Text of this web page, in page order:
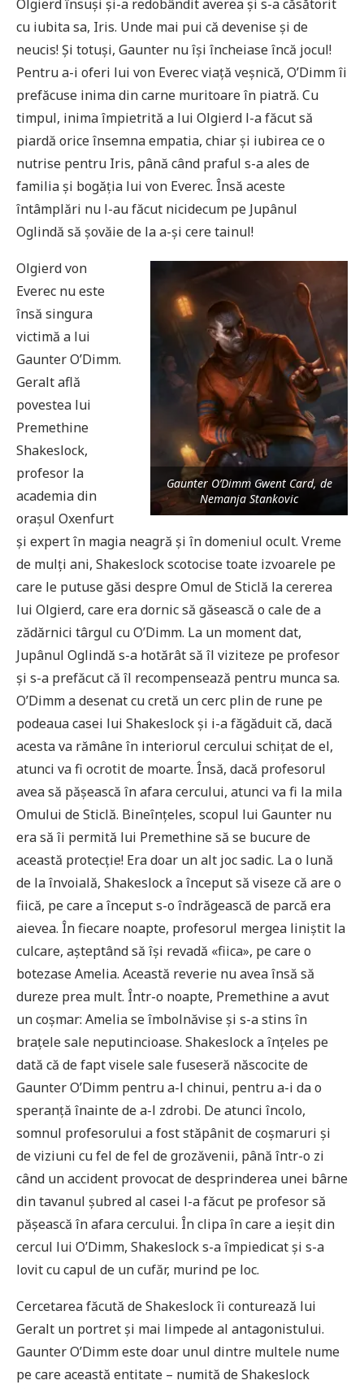
Olgierd însuși și-a redobândit averea și s-a căsătorit
cu iubita sa, Iris. Unde mai pui că devenise și de
neucis! Și totuși, Gaunter nu își încheiase încă jocul!
Pentru a-i oferi lui von Everec viață veșnică, O’Dimm îi
prefăcuse inima din carne muritoare în piatră. Cu
timpul, inima împietrită a lui Olgierd l-a făcut să
piardă orice însemna empatia, chiar și iubirea ce o
nutrise pentru Iris, până când praful s-a ales de
familia și bogăția lui von Everec. Însă aceste
întâmplări nu l-au făcut nicidecum pe Jupânul
Oglindă să șovăie de la a-și cere tainul!
Gaunter O’Dimm Gwent Card, de
Nemanja Stankovic
Olgierd von
Everec nu este
însă singura
victimă a lui
Gaunter O’Dimm.
Geralt află
povestea lui
Premethine
Shakeslock,
profesor la
academia din
orașul Oxenfurt
și expert în magia neagră şi în domeniul ocult. Vreme
de mulți ani, Shakeslock scotocise toate izvoarele pe
care le putuse găsi despre Omul de Sticlă la cererea
lui Olgierd, care era dornic să găsească o cale de a
zădărnici târgul cu O’Dimm. La un moment dat,
Jupânul Oglindă s-a hotărât să îl viziteze pe profesor
și s-a prefăcut că îl recompensează pentru munca sa.
O’Dimm a desenat cu cretă un cerc plin de rune pe
podeaua casei lui Shakeslock și i-a făgăduit că, dacă
acesta va rămâne în interiorul cercului schițat de el,
atunci va fi ocrotit de moarte. Însă, dacă profesorul
avea să pășească în afara cercului, atunci va fi la mila
Omului de Sticlă. Bineînțeles, scopul lui Gaunter nu
era să îi permită lui Premethine să se bucure de
această protecție! Era doar un alt joc sadic. La o lună
de la învoială, Shakeslock a început să viseze că are o
fiică, pe care a început s-o îndrăgească de parcă era
aievea. În fiecare noapte, profesorul mergea liniștit la
culcare, așteptând să își revadă «fiica», pe care o
botezase Amelia. Această reverie nu avea însă să
dureze prea mult. Într-o noapte, Premethine a avut
un coșmar: Amelia se îmbolnăvise și s-a stins în
brațele sale neputincioase. Shakeslock a înțeles pe
dată că de fapt visele sale fuseseră născocite de
Gaunter O’Dimm pentru a-l chinui, pentru a-i da o
speranță înainte de a-l zdrobi. De atunci încolo,
somnul profesorului a fost stăpânit de coșmaruri și
de viziuni cu fel de fel de grozăvenii, până într-o zi
când un accident provocat de desprinderea unei bârne
din tavanul șubred al casei l-a făcut pe profesor să
pășească în afara cercului. În clipa în care a ieșit din
cercul lui O’Dimm, Shakeslock s-a împiedicat și s-a
lovit cu capul de un cufăr, murind pe loc.
Cercetarea făcută de Shakeslock îi conturează lui
Geralt un portret și mai limpede al antagonistului.
Gaunter O’Dimm este doar unul dintre multele nume
pe care această entitate – numită de Shakeslock